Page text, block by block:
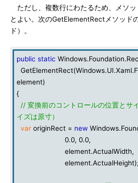
ただし、複数行にわたるため、メソッ
とよい。次のGetElementRectメソッド
ド）。
public static
element)
{
// 変換前のコントロールの位置とサ
イズは原寸）
var originRect = new
0.0, 0.0,
element.ActualWidth,
element.ActualHeight);